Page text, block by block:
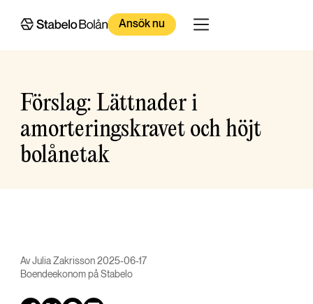
Ansök nu
Förslag: Lättnader i
amorteringskravet och höjt
bolånetak
Av Julia Zakrisson 2025-06-17
Boendeekonom på Stabelo